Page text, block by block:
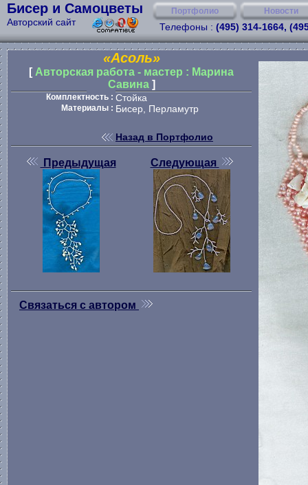
Бисер и Самоцветы
Авторский сайт
Портфолио Новости
Телефоны : (495) 314-1664,
«Асоль»
[ Авторская работа - мастер : Марина
Савина ]
Комплектность : Стойка
Материалы : Бисер, Перламутр
Назад в Портфолио
Предыдущая Следующая
Связаться с автором